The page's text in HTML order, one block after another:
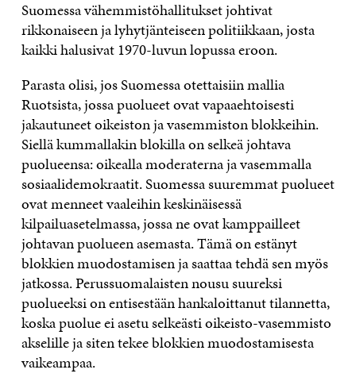
Suomessa vähemmistöhallitukset johtivat
rikkonaiseen ja lyhytjänteiseen politiikkaan, josta
kaikki halusivat 1970-luvun lopussa eroon.
Parasta olisi, jos Suomessa otettaisiin mallia
Ruotsista, jossa puolueet ovat vapaaehtoisesti
jakautuneet oikeiston ja vasemmiston blokkeihin.
Siellä kummallakin blokilla on selkeä johtava
puolueensa: oikealla moderaterna ja vasemmalla
sosiaalidemokraatit. Suomessa suuremmat puolueet
ovat menneet vaaleihin keskinäisessä
kilpailuasetelmassa, jossa ne ovat kamppailleet
johtavan puolueen asemasta. Tämä on estänyt
blokkien muodostamisen ja saattaa tehdä sen myös
jatkossa. Perussuomalaisten nousu suureksi
puolueeksi on entisestään hankaloittanut tilannetta,
koska puolue ei asetu selkeästi oikeisto-vasemmisto
akselille ja siten tekee blokkien muodostamisesta
vaikeampaa.